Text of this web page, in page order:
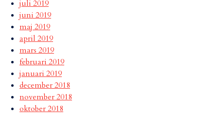
juli 2019
juni 2019
maj 2019
april 2019
mars 2019
februari 2019
januari 2019
december 2018
november 2018
oktober 2018